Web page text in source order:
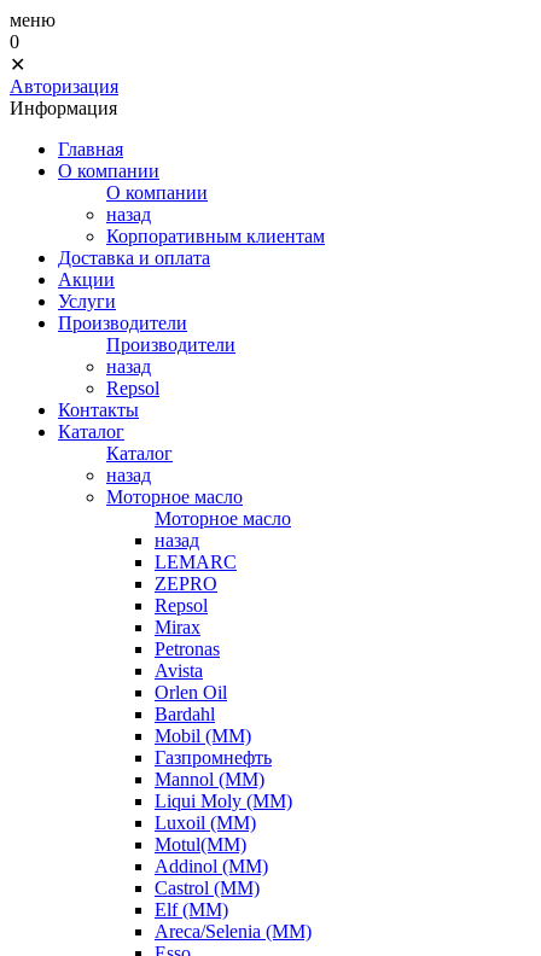
меню
0
✕
Авторизация
Информация
Главная
О компании
О компании
назад
Корпоративным клиентам
Доставка и оплата
Акции
Услуги
Производители
Производители
назад
Repsol
Контакты
Каталог
Каталог
назад
Моторное масло
Моторное масло
назад
LEMARC
ZEPRO
Repsol
Mirax
Petronas
Avista
Orlen Oil
Bardahl
Mobil (ММ)
Газпромнефть
Mannol (ММ)
Liqui Moly (ММ)
Luxoil (ММ)
Motul(ММ)
Addinol (ММ)
Castrol (ММ)
Elf (ММ)
Areca/Selenia (ММ)